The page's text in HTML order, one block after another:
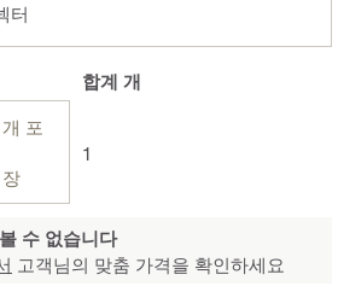
터
개 포
장
합계 개
1
수 없습니다
고객님의 맞춤 가격을 확인하세요